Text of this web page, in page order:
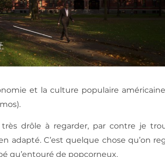
et la culture populaire
très drôle à regarder, par contre je
adapté. C’est quelque chose qu’on
qu’entouré de popcorneux.